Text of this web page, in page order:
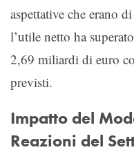
aspettative che erano
l’utile netto ha
2,69 miliardi di euro
previsti.
Impatto del
Reazioni del